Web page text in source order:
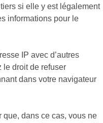
si elle y est légalement
informations pour le
IP avec d’autres
le droit de refuser
dans votre navigateur
dans ce cas, vous ne